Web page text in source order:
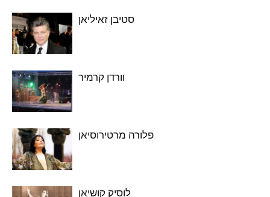
סטיבן זאיליאן
וורדן קרמיר
פלורה מרטירוסיאן
לוסיק קושיאן